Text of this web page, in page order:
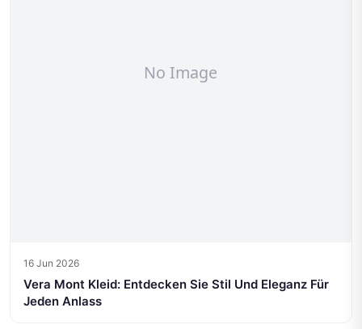
16 Jun 2026
Vera Mont Kleid: Entdecken Sie Stil Und Eleganz Für
Jeden Anlass